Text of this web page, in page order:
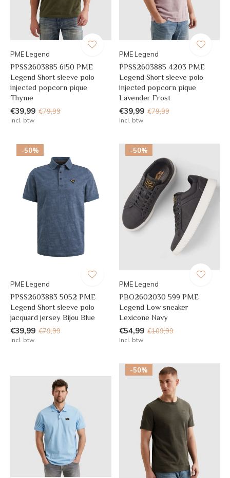
PME Legend
PPSS2603885 6150 PME
Legend Short sleeve polo
injected popcorn pique
Thyme
€39,99 €79,99
Incl. btw
PME Legend
PPSS2603885 4203 PME
Legend Short sleeve polo
injected popcorn pique
Lavender Frost
€39,99 €79,99
Incl. btw
-50%
PME Legend
PPSS2603883 5052 PME
Legend Short sleeve polo
jacquard jersey Bijou Blue
€39,99 €79,99
Incl. btw
-50%
PME Legend
PBO2602030 599 PME
Legend Low sneaker
Lexicone Navy
€54,99 €109,99
Incl. btw
-50%